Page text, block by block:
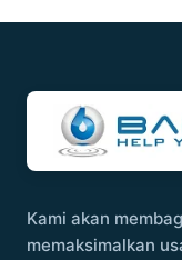
Kami akan
memaksimalkan